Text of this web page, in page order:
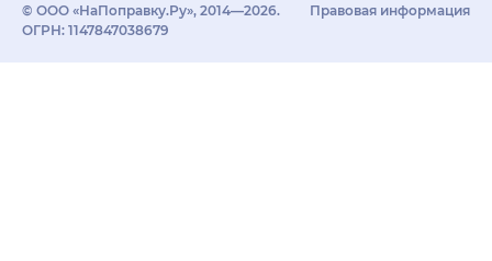
© ООО «НаПоправку.Ру», 2014—2026.
ОГРН: 1147847038679
Правовая информация